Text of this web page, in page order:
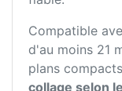
Compatible
d'au moins 21
plans
collage selon